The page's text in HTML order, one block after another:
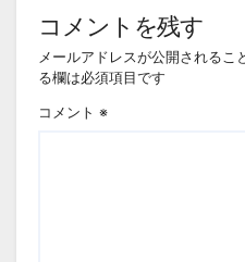
コメントを残す
メールアドレスが公開されるこ
る欄は必須項目です
コメント ※